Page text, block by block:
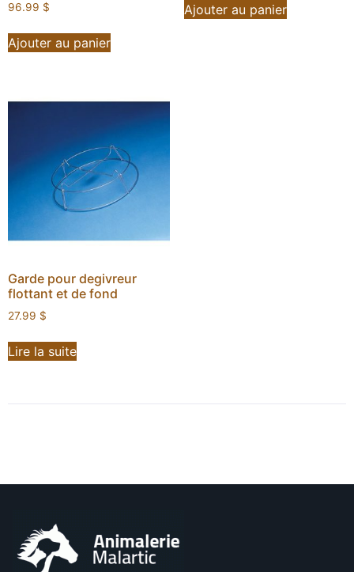
96.99 $
Ajouter au panier
Ajouter au panier
Garde pour degivreur
flottant et de fond
27.99 $
Lire la suite